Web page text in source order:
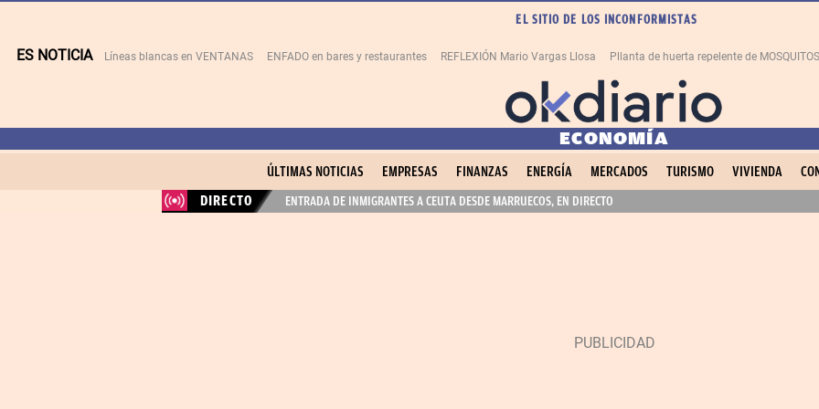
EL SITIO DE LOS INCONFORMISTAS
ES NOTICIA Líneas blancas en VENTANAS ENFADO en bares y restaurantes REFLEXIÓN Mario Vargas Llosa Pllanta de huerta repelente de MOSQUITOS
ECONOMÍA
ÚLTIMAS NOTICIAS EMPRESAS FINANZAS ENERGÍA MERCADOS TURISMO VIVIENDA
DIRECTO
ENTRADA DE INMIGRANTES A CEUTA DESDE MARRUECOS, EN DIRECTO